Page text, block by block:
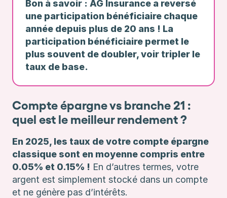
Bon à savoir : AG Insurance a reversé
une participation bénéficiaire chaque
année depuis plus de 20 ans ! La
participation bénéficiaire permet le
plus souvent de doubler, voir tripler le
taux de base.
Compte épargne vs branche 21 :
quel est le meilleur rendement ?
En 2025, les taux de votre compte épargne
classique sont en moyenne compris entre
0.05% et 0.15% ! En d’autres termes, votre
argent est simplement stocké dans un compte
et ne génère pas d’intérêts.